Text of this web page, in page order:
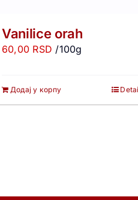
Vanilice orah
60,00 RSD /100g
Додај у корпу